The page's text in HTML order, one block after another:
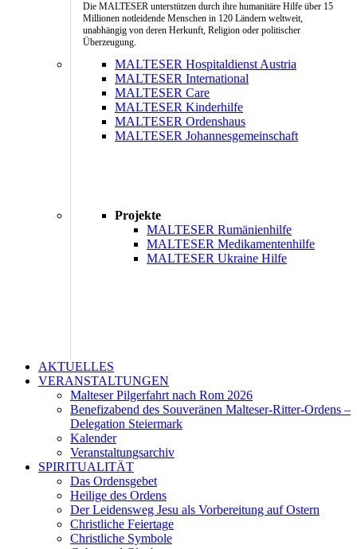
Die MALTESER unterstützen durch ihre humanitäre Hilfe über 15
Millionen notleidende Menschen in 120 Ländern weltweit,
unabhängig von deren Herkunft, Religion oder politischer
Überzeugung.
MALTESER Hospitaldienst Austria
MALTESER International
MALTESER Care
MALTESER Kinderhilfe
MALTESER Ordenshaus
MALTESER Johannesgemeinschaft
Projekte
MALTESER Rumänienhilfe
MALTESER Medikamentenhilfe
MALTESER Ukraine Hilfe
AKTUELLES
VERANSTALTUNGEN
Malteser Pilgerfahrt nach Rom 2026
Benefizabend des Souveränen Malteser-Ritter-Ordens –
Delegation Steiermark
Kalender
Veranstaltungsarchiv
SPIRITUALITÄT
Das Ordensgebet
Heilige des Ordens
Der Leidensweg Jesu als Vorbereitung auf Ostern
Christliche Feiertage
Christliche Symbole